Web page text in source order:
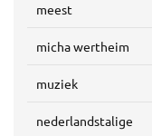
meest
micha wertheim
muziek
nederlandstalige